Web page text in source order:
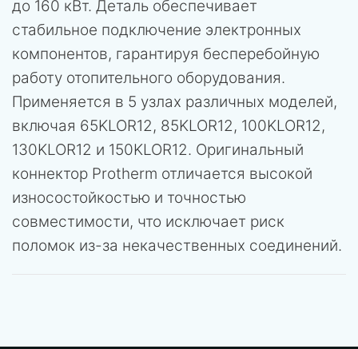
до 160 кВт. Деталь обеспечивает
стабильное подключение электронных
компонентов, гарантируя бесперебойную
работу отопительного оборудования.
Применяется в 5 узлах различных моделей,
включая 65KLOR12, 85KLOR12, 100KLOR12,
130KLOR12 и 150KLOR12. Оригинальный
коннектор Protherm отличается высокой
износостойкостью и точностью
совместимости, что исключает риск
поломок из-за некачественных соединений.